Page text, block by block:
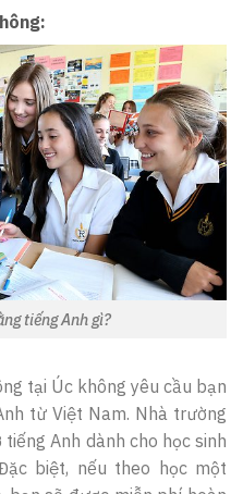
tiếng Anh gì?
tại Úc không yêu cầu bạn
từ Việt Nam. Nhà trường
Anh dành cho học sinh
biệt, nếu theo học một